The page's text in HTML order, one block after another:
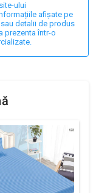
ului
afișate pe
detalii de produs
prezenta într-o